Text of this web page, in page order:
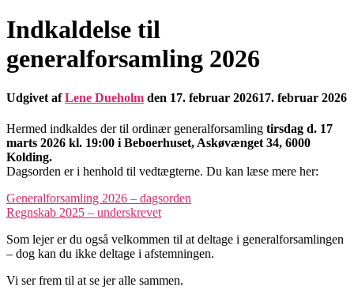
Indkaldelse til
generalforsamling 2026
Udgivet afLene Dueholm den 17. februar 202617. februar 2026
Hermed indkaldes der til ordinær generalforsamling tirsdag d. 17
marts 2026 kl. 19:00 i Beboerhuset, Askøvænget 34, 6000
Kolding.
Dagsorden er i henhold til vedtægterne. Du kan læse mere her:
Generalforsamling 2026 – dagsorden
Regnskab 2025 – underskrevet
Som lejer er du også velkommen til at deltage i generalforsamlingen
– dog kan du ikke deltage i afstemningen.
Vi ser frem til at se jer alle sammen.